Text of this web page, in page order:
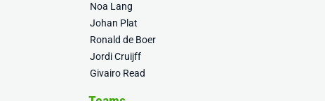
Noa Lang
Johan Plat
Ronald de Boer
Jordi Cruijff
Givairo Read